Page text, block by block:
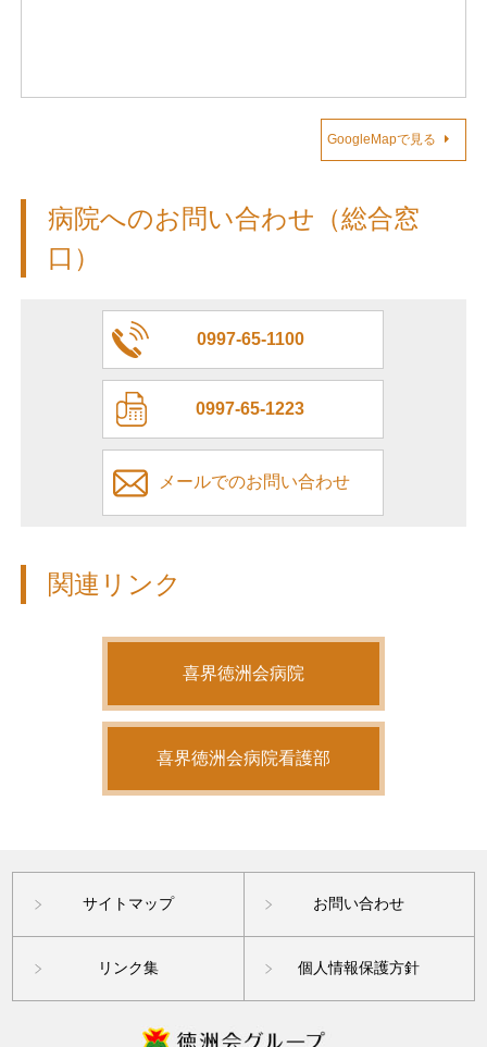
GoogleMapで見る
病院へのお問い合わせ（総合窓
口）
0997-65-1100
0997-65-1223
メールでのお問い合わせ
関連リンク
喜界徳洲会病院
喜界徳洲会病院看護部
サイトマップ お問い合わせ
リンク集 個人情報保護方針